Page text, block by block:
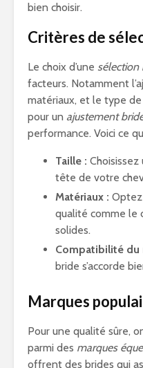
bien choisir.
Critères de
Le choix d’une sélection
facteurs. Notamment
matériaux, et le type
pour un ajustement
performance. Voici ce
Taille :
tête de votre
Matériaux :
qualité comme le
solides.
Compatibilité du
bride s’accorde
Marques
Pour une qualité sûre,
parmi des marques
offrent des brides qui